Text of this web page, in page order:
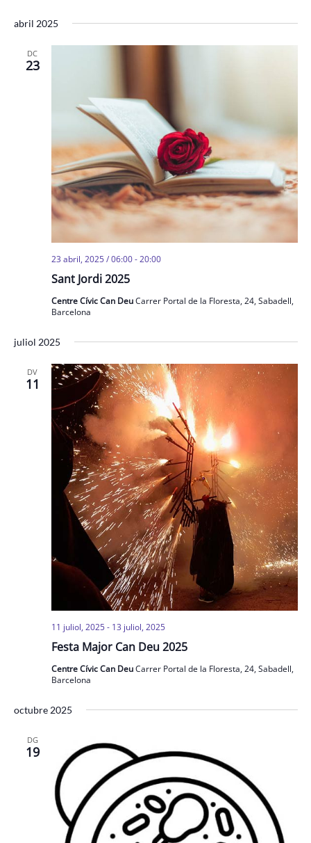
abril 2025
DC
23
Sant Jordi 2025
23 abril, 2025 / 06:00-20:00
Centre Cívic Can DeuCarrer Portal de la Floresta, 24, Sabadell,
Barcelona
juliol 2025
DV
11
Festa Major Can Deu 2025
11 juliol, 2025- 13 juliol, 2025
Centre Cívic Can DeuCarrer Portal de la Floresta, 24, Sabadell,
Barcelona
octubre 2025
DG
19